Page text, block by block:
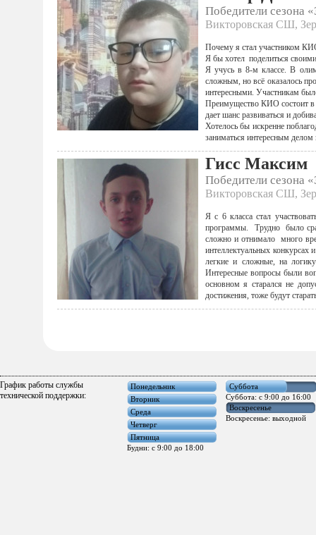
Победители сезона
Викторовская СШ,
Почему я стал участником
Я бы хотел поделиться
Я учусь в 8-м классе. В
сложным, но всё оказалось
интересными. Участникам
Преимущество КИО состоит в
дает шанс развиваться и
Хотелось бы искренне
заниматься интересным
Гисс Максим
Победители сезона
Викторовская СШ,
Я с 6 класса стал
программы. Трудно было
сложно и отнимало много
интеллектуальных
легкие и сложные, на
Интересные вопросы были
основном я старался не
достижения, тоже будут
График работы службы
технической поддержки:
Понедельник
Вторник
Среда
Четверг
Пятница
Будни: с 9:00 до 18:00
Суббота
Суббота: с 9:00 до 16:00
Воскресенье
Воскресенье: выходной